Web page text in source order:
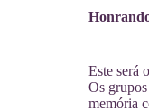
Este será
Os
memória